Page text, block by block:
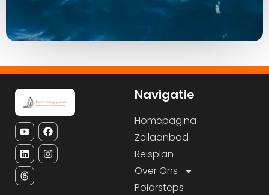
Navigatie
Homepagina
Zeilaanbod
Reisplan
Over Ons
Polarsteps